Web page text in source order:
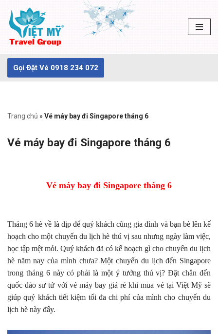
Chuyển
tới
dung
Gọi Đặt Vé 0918 234 072
Trang chủ » Vé máy bay đi Singapore tháng 6
Vé máy bay đi Singapore tháng 6
Vé máy bay đi Singapore tháng 6
Tháng 6 hè về là dịp để quý khách cũng gia đình và bạn bè lên kế
hoạch cho một chuyến du lịch hè thú vị sau nhưng ngày làm việc,
học tập mệt mỏi. Quý khách đã có kế hoạch gì cho chuyến du lịch
hè năm nay của mình chưa? Một chuyến du lịch đến Singapore
trong tháng 6 này có phải là một ý tưởng thú vị? Đặt chân đến
quốc đảo sư tử với vé máy bay giá rẻ khi mua vé tại Việt Mỹ sẽ
giúp quý khách tiết kiệm tối đa chi phí của mình cho chuyến du
lịch hè này đấy.